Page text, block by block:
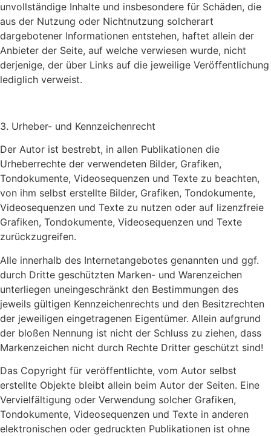
unvollständige Inhalte und insbesondere für Schäden, die
aus der Nutzung oder Nichtnutzung solcherart
dargebotener Informationen entstehen, haftet allein der
Anbieter der Seite, auf welche verwiesen wurde, nicht
derjenige, der über Links auf die jeweilige Veröffentlichung
lediglich verweist.
3. Urheber- und Kennzeichenrecht
Der Autor ist bestrebt, in allen Publikationen die
Urheberrechte der verwendeten Bilder, Grafiken,
Tondokumente, Videosequenzen und Texte zu beachten,
von ihm selbst erstellte Bilder, Grafiken, Tondokumente,
Videosequenzen und Texte zu nutzen oder auf lizenzfreie
Grafiken, Tondokumente, Videosequenzen und Texte
zurückzugreifen.
Alle innerhalb des Internetangebotes genannten und ggf.
durch Dritte geschützten Marken- und Warenzeichen
unterliegen uneingeschränkt den Bestimmungen des
jeweils gültigen Kennzeichenrechts und den Besitzrechten
der jeweiligen eingetragenen Eigentümer. Allein aufgrund
der bloßen Nennung ist nicht der Schluss zu ziehen, dass
Markenzeichen nicht durch Rechte Dritter geschützt sind!
Das Copyright für veröffentlichte, vom Autor selbst
erstellte Objekte bleibt allein beim Autor der Seiten. Eine
Vervielfältigung oder Verwendung solcher Grafiken,
Tondokumente, Videosequenzen und Texte in anderen
elektronischen oder gedruckten Publikationen ist ohne